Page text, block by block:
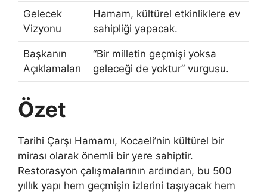
Gelecek
Vizyonu
Hamam, kültürel etkinliklere ev
sahipliği yapacak.
Başkanın
Açıklamaları
“Bir milletin geçmişi yoksa
geleceği de yoktur” vurgusu.
Özet
Tarihi Çarşı Hamamı, Kocaeli’nin kültürel bir
mirası olarak önemli bir yere sahiptir.
Restorasyon çalışmalarının ardından, bu 500
yıllık yapı hem geçmişin izlerini taşıyacak hem